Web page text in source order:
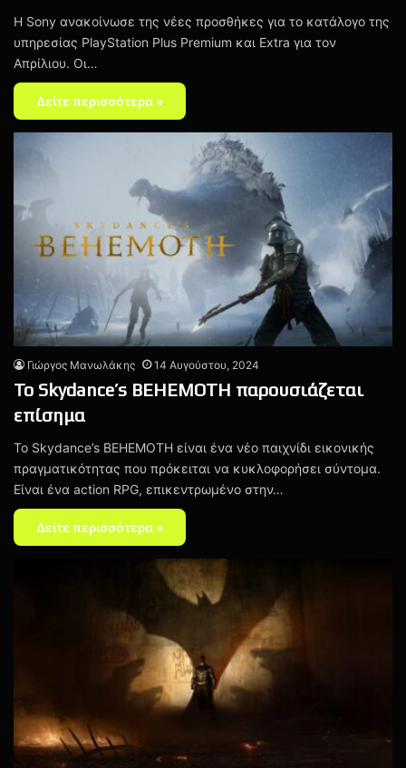
Η Sony ανακοίνωσε της νέες προσθήκες για το κατάλογο της
υπηρεσίας PlayStation Plus Premium και Extra για τον
Απρίλιου. Οι…
Δείτε περισσότερα »
Γιώργος Μανωλάκης 14 Αυγούστου, 2024
Το Skydance’s BEHEMOTH παρουσιάζεται
επίσημα
Το Skydance’s BEHEMOTH είναι ένα νέο παιχνίδι εικονικής
πραγματικότητας που πρόκειται να κυκλοφορήσει σύντομα.
Είναι ένα action RPG, επικεντρωμένο στην…
Δείτε περισσότερα »